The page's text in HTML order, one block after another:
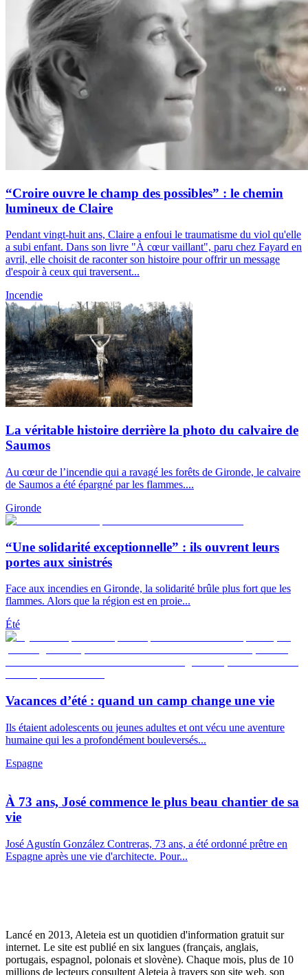
“Croire ouvre le champ des possibles” : le chemin
lumineux de Claire
Pendant vingt-huit ans, Claire a enfoui le traumatisme du viol qu'elle
a subi enfant. Dans son livre "À cœur vaillant", paru chez Fayard en
avril, elle choisit de raconter son histoire pour offrir un message
d'espoir à ceux qui traversent...
Incendie
La véritable histoire derrière la photo du calvaire de
Saumos
Au cœur de l’incendie qui a ravagé les forêts de Gironde, le calvaire
de Saumos a été épargné par les flammes....
Gironde
“Une solidarité exceptionnelle” : ils ouvrent leurs
portes aux sinistrés
Face aux incendies en Gironde, la solidarité brûle plus fort que les
flammes. Alors que la région est en proie...
Été
Vacances d’été : quand un camp change une vie
Ils étaient adolescents ou jeunes adultes et ont vécu une aventure
humaine qui les a profondément bouleversés...
Espagne
À 73 ans, José commence le plus beau chantier de sa
vie
José Agustín González Contreras, 73 ans, a été ordonné prêtre en
Espagne après une vie d'architecte. Pour...
Lancé en 2013, Aleteia est un quotidien d'information gratuit sur
internet. Le site est publié en six langues (français, anglais,
portugais, espagnol, polonais et slovène). Chaque mois, plus de 10
millions de lecteurs consultent Aleteia à travers son site web, son